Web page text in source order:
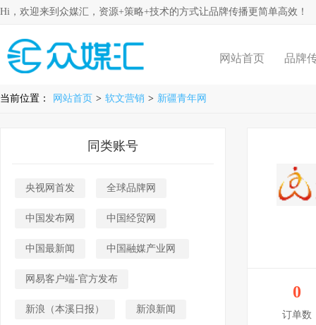
Hi，欢迎来到众媒汇，资源+策略+技术的方式让品牌传播更简单高效！
网站首页 品牌
当前位置： 网站首页 > 软文营销 > 新疆青年网
同类账号
央视网首发 全球品牌网
中国发布网 中国经贸网
中国最新闻 中国融媒产业网
网易客户端-官方发布
新浪（本溪日报） 新浪新闻
0
订单数